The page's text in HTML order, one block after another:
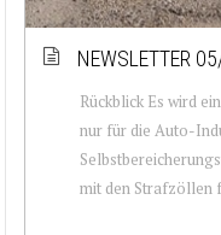
NEWSLETTER
Rückblick Es wird
nur für die Auto-
mit den Strafzöllen